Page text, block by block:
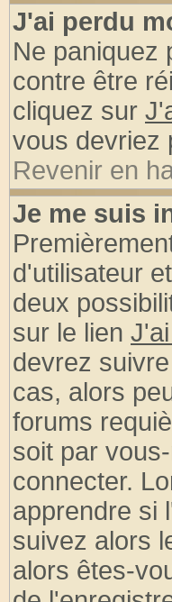
J'ai perdu
Ne paniquez
contre être
cliquez sur
vous devriez
Revenir en
Je me suis
d'utilisateur
deux
sur le lien
devrez
cas, alors
forums
soit par
connecter.
apprendre si
suivez alors
alors êtes-